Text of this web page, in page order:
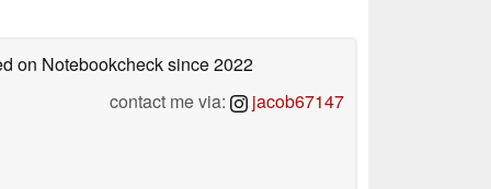
on Notebookchecksince 2022
contact me via:
jacob67147